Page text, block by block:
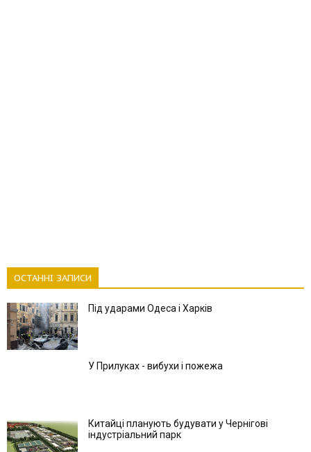
ОСТАННІ ЗАПИСИ
Під ударами Одеса і Харків
У Прилуках - вибухи і пожежа
Китайці планують будувати у Чернігові
індустріальний парк